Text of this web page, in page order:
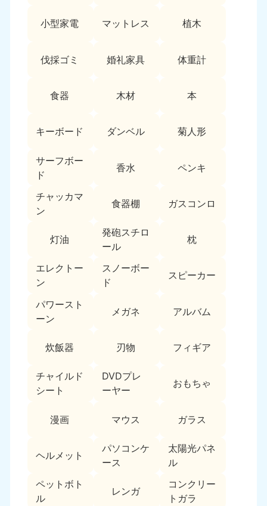
小型家電 マットレス 植木
伐採ゴミ 婚礼家具 体重計
食器 木材 本
キーボード ダンベル 菊人形
サーフボー
ド
香水 ペンキ
チャッカマ
ン
食器棚 ガスコンロ
灯油
発砲スチロ
ール
枕
エレクトー
ン
スノーボー
ド
スピーカー
パワースト
ーン
メガネ アルバム
炊飯器 刃物 フィギア
チャイルド
シート
DVDプレ
ーヤー
おもちゃ
漫画 マウス ガラス
ヘルメット
パソコンケ
ース
太陽光パネ
ル
ペットボト
ル
レンガ
コンクリー
トガラ
9:00〜19:00 年中無休
9:00〜19:00 年中無休 9:00〜19:00 年中無休
静岡県
050-1881-5256
長野県
050-1881-5260
050-1881-5258
9:00〜19:00 年中無休 9:00〜19:00 年中無休
050-1881-5262 050-1881-5257
050-1881-5263
9:00〜19:00 年中無休
050-1881-5250
9:00〜19:00 年中無休 9:00〜19:00 年中無休
050-1881-5249 050-1881-5254
滋賀県
050-1881-5253
9:00〜19:00 年中無休
京都府
9:00〜19:00 年中無休